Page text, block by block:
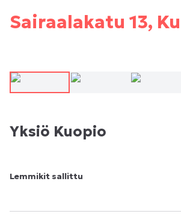
Sairaalakatu 13,
Yksiö Kuopio
Lemmikit sallittu